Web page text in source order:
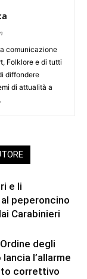
comunicazione
Folklore e di tutti
diffondere
di attualità a
e li
peperoncino
Carabinieri
degli
l’allarme
correttivo